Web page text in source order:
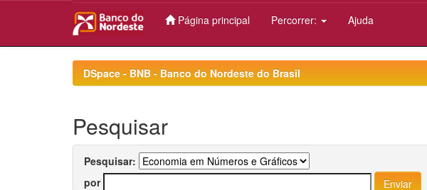
Página principal Percorrer: Ajuda
DSpace - BNB - Banco do Nordeste do Brasil
Pesquisar
Pesquisar:
por